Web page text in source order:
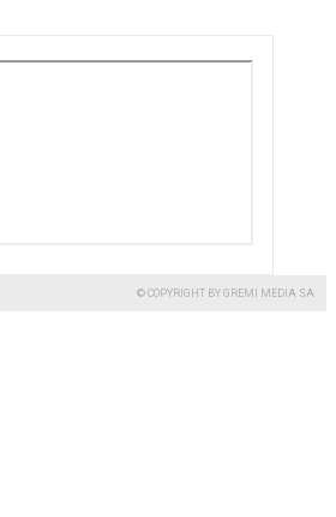
© COPYRIGHT BY GREMI MEDIA SA